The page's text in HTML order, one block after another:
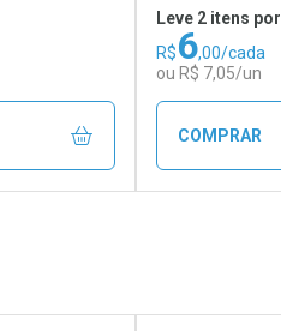
Leve 2 itens por
R$6,00/cada
ou R$ 7,05/un
COMPRAR